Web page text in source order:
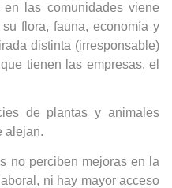
las comunidades viene
flora, fauna, economía y
distinta (irresponsable)
tienen las empresas, el
de plantas y animales
alejan.
no perciben mejoras en la
ni hay mayor acceso